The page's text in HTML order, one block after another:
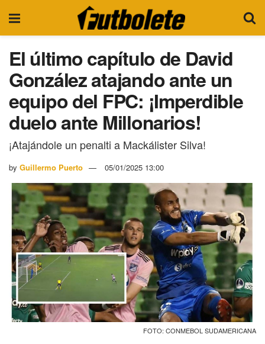
El último capítulo de David
González atajando ante un
equipo del FPC: ¡Imperdible
duelo ante Millonarios!
¡Atajándole un penalti a Mackálister Silva!
by Guillermo Puerto 05/01/2025 13:00
FOTO: CONMEBOL SUDAMERICANA